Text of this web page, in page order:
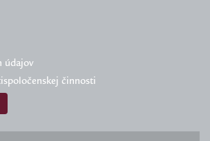
údajov
činnosti